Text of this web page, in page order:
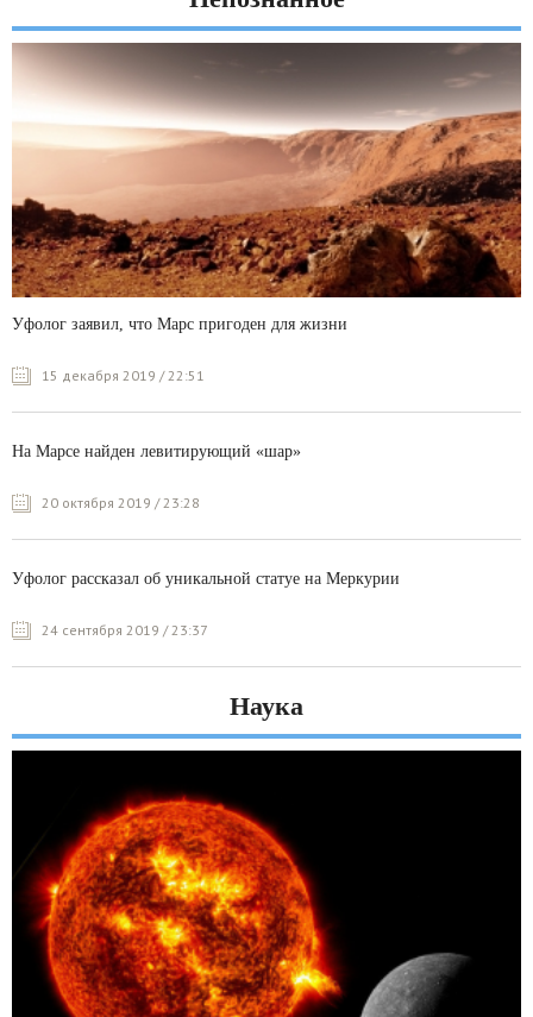
Уфолог заявил, что Марс пригоден для жизни
15 декабря 2019 / 22:51
На Марсе найден левитирующий «шар»
20 октября 2019 / 23:28
Уфолог рассказал об уникальной статуе на Меркурии
24 сентября 2019 / 23:37
Наука